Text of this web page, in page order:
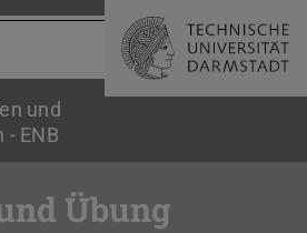
und
- ENB
Übung